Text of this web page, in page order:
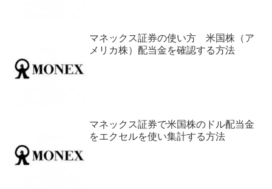
マネックス証券の使い方 米国株（ア
メリカ株）配当金を確認する方法
マネックス証券で米国株のドル配当金
をエクセルを使い集計する方法